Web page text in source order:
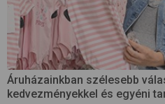
Áruházainkban szélesebb
kedvezményekkel és egyéni